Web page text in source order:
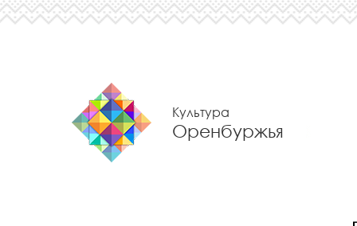
Культура
Оренбуржья